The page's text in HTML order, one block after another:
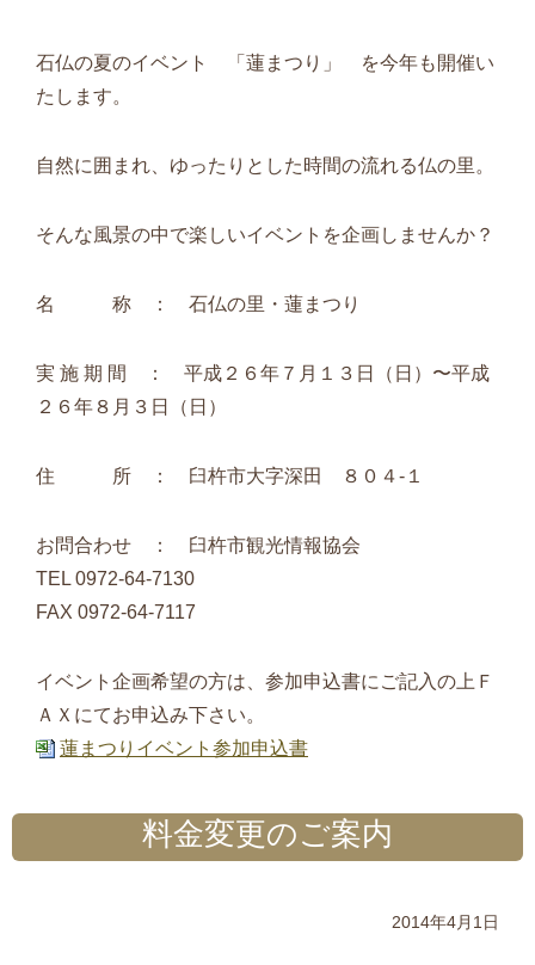
石仏の夏のイベント 「蓮まつり」 を今年も開催い
たします。
自然に囲まれ、ゆったりとした時間の流れる仏の里。
そんな風景の中で楽しいイベントを企画しませんか？
名 称 ： 石仏の里・蓮まつり
実 施 期 間 ： 平成２６年７月１３日（日）〜平成
２６年８月３日（日）
住 所 ： 臼杵市大字深田 ８０４-１
お問合わせ ： 臼杵市観光情報協会
TEL 0972-64-7130
FAX 0972-64-7117
イベント企画希望の方は、参加申込書にご記入の上Ｆ
ＡＸにてお申込み下さい。
蓮まつりイベント参加申込書
料金変更のご案内
2014年4月1日